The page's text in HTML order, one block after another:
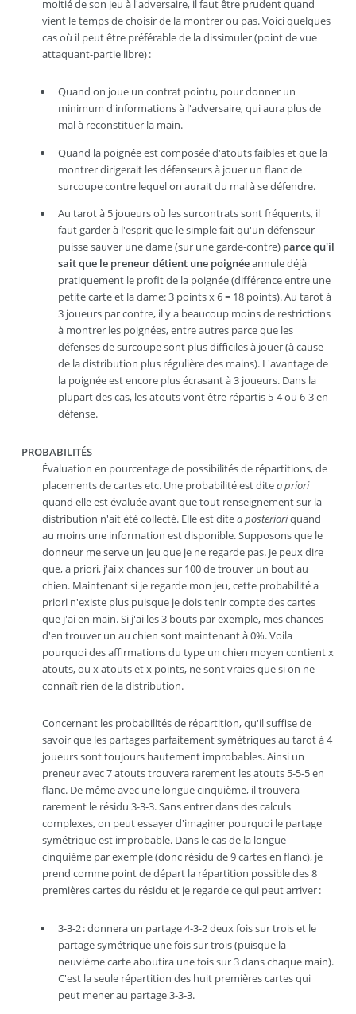
moitié de son jeu à l'adversaire, il faut être prudent quand
vient le temps de choisir de la montrer ou pas. Voici quelques
cas où il peut être préférable de la dissimuler (point de vue
attaquant-partie libre) :
Quand on joue un contrat pointu, pour donner un
minimum d'informations à l'adversaire, qui aura plus de
mal à reconstituer la main.
Quand la poignée est composée d'atouts faibles et que la
montrer dirigerait les défenseurs à jouer un flanc de
surcoupe contre lequel on aurait du mal à se défendre.
Au tarot à 5 joueurs où les surcontrats sont fréquents, il
faut garder à l'esprit que le simple fait qu'un défenseur
puisse sauver une dame (sur une garde-contre) parce qu'il
sait que le preneur détient une poignéeannule déjà
pratiquement le profit de la poignée (différence entre une
petite carte et la dame: 3 points x 6 = 18 points). Au tarot à
3 joueurs par contre, il y a beaucoup moins de restrictions
à montrer les poignées, entre autres parce que les
défenses de surcoupe sont plus difficiles à jouer (à cause
de la distribution plus régulière des mains). L'avantage de
la poignée est encore plus écrasant à 3 joueurs. Dans la
plupart des cas, les atouts vont être répartis 5-4 ou 6-3 en
défense.
PROBABILITÉS
Évaluation en pourcentage de possibilités de répartitions, de
placements de cartes etc. Une probabilité est ditea priori
quand elle est évaluée avant que tout renseignement sur la
distribution n'ait été collecté. Elle est ditea posterioriquand
au moins une information est disponible. Supposons que le
donneur me serve un jeu que je ne regarde pas. Je peux dire
que, a priori, j'ai x chances sur 100 de trouver un bout au
chien. Maintenant si je regarde mon jeu, cette probabilité a
priori n'existe plus puisque je dois tenir compte des cartes
que j'ai en main. Si j'ai les 3 bouts par exemple, mes chances
d'en trouver un au chien sont maintenant à 0%. Voila
pourquoi des affirmations du type un chien moyen contientx
atouts, oux atouts etx points, ne sont vraies que si on ne
connaît rien de la distribution.
Concernant les probabilités de répartition, qu'il suffise de
savoir que les partages parfaitement symétriques au tarot à 4
joueurs sont toujours hautement improbables. Ainsi un
preneur avec 7 atouts trouvera rarement les atouts 5-5-5 en
flanc. De même avec une longue cinquième, il trouvera
rarement le résidu 3-3-3. Sans entrer dans des calculs
complexes, on peut essayer d'imaginer pourquoi le partage
symétrique est improbable. Dans le cas de la longue
cinquième par exemple (donc résidu de 9 cartes en flanc), je
prend comme point de départ la répartition possible des 8
premières cartes du résidu et je regarde ce qui peut arriver :
3-3-2 : donnera un partage 4-3-2 deux fois sur trois et le
partage symétrique une fois sur trois (puisque la
neuvième carte aboutira une fois sur 3 dans chaque main).
C'est la seule répartition des huit premières cartes qui
peut mener au partage 3-3-3.